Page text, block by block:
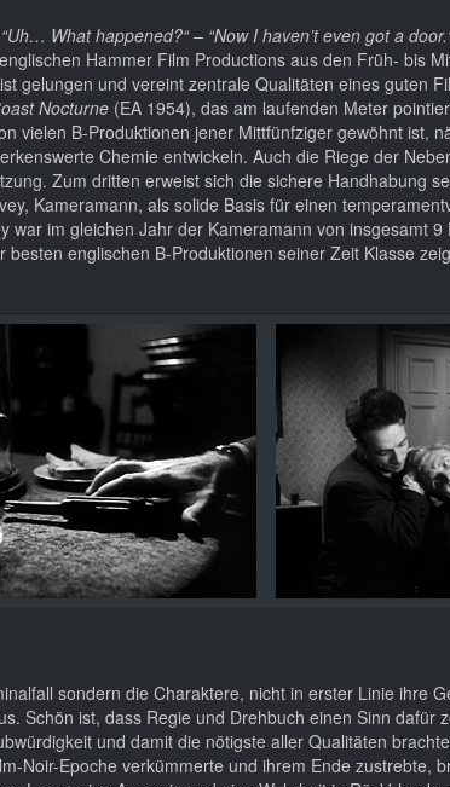
What happened?“ – “Now I haven’t even got a
Hammer Film Productions aus den Früh- bis
gelungen und vereint zentrale Qualitäten eines guten
Nocturne (EA 1954), das am laufenden Meter
vielen B-Produktionen jener Mittfünfziger gewöhnt ist,
Chemie entwickeln. Auch die Riege der
Zum dritten erweist sich die sichere Handhabung
Kameramann, als solide Basis für einen
im gleichen Jahr der Kameramann von insgesamt
englischen B-Produktionen seiner Zeit Klasse
sondern die Charaktere, nicht in erster Linie ihre
Schön ist, dass Regie und Drehbuch einen Sinn dafür
und damit die nötigste aller Qualitäten
Noir-Epoche verkümmerte und ihrem Ende zustrebte,